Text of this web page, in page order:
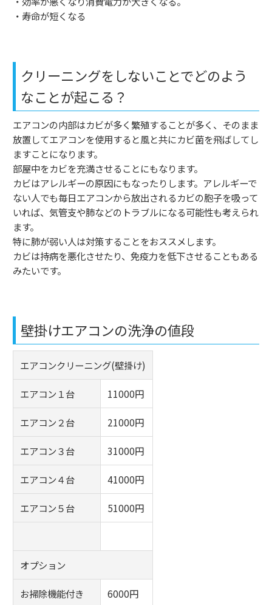
・寿命が短くなる
クリーニングをしないことでどのよう
なことが起こる？
エアコンの内部はカビが多く繁殖することが多く、そのまま
放置してエアコンを使用すると風と共にカビ菌を飛ばしてし
ますことになります。
部屋中をカビを充満させることにもなります。
カビはアレルギーの原因にもなったりします。アレルギーで
ない人でも毎日エアコンから放出されるカビの胞子を吸って
いれば、気管支や肺などのトラブルになる可能性も考えられ
ます。
特に肺が弱い人は対策することをおススメします。
カビは持病を悪化させたり、免疫力を低下させることもある
みたいです。
壁掛けエアコンの洗浄の値段
エアコンクリーニング(壁掛け)
エアコン１台 11000円
エアコン２台 21000円
エアコン３台 31000円
エアコン４台 41000円
エアコン５台 51000円
オプション
お掃除機能付き 6000円